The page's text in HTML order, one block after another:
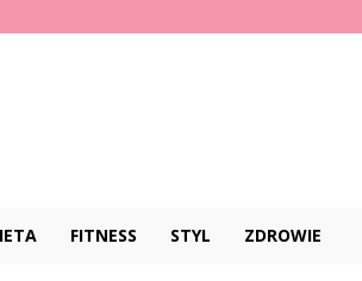
FITNESS STYL ZDROWIE